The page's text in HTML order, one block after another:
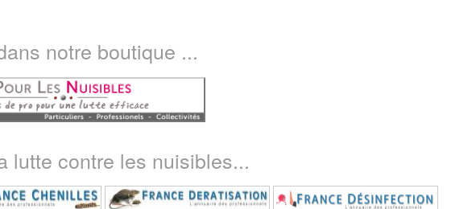
notre boutique ...
lutte contre les nuisibles...